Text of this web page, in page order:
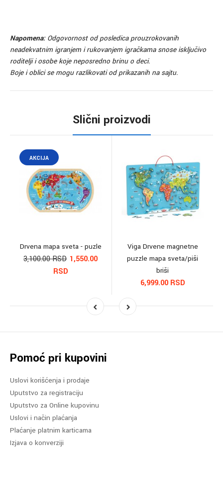
Napomena:Odgovornost od posledica prouzrokovanih
neadekvatnim igranjem i rukovanjem igračkama snose isključivo
roditelji i osobe koje neposredno brinu o deci.
Boje i oblici se mogu razlikovati od prikazanih na sajtu.
Slični proizvodi
AKCIJA
Drvena mapa sveta - puzle
3,100.00 RSD 1,550.00
RSD
Viga Drvene magnetne
puzzle mapa sveta/piši
briši
6,999.00 RSD
Pomoć pri kupovini
Uslovi korišćenja i prodaje
Uputstvo za registraciju
Uputstvo za Online kupovinu
Uslovi i način plaćanja
Plaćanje platnim karticama
Izjava o konverziji